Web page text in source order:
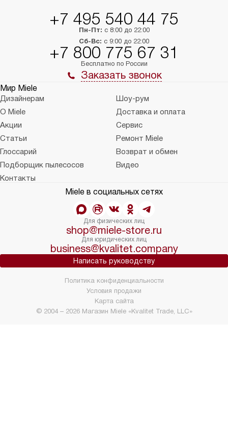
+7 495 540 44 75
Пн-Пт: с 8:00 до 22:00
Сб-Вс: с 9:00 до 22:00
+7 800 775 67 31
Бесплатно по России
Заказать звонок
Мир Miele
Дизайнерам
Шоу-рум
О Miele
Доставка и оплата
Акции
Сервис
Статьи
Ремонт Miele
Глоссарий
Возврат и обмен
Подборщик пылесосов
Видео
Контакты
Miele в социальных сетях
Для физических лиц
shop@miele-store.ru
Для юридических лиц
business@kvalitet.company
Написать руководству
© 2004 – 2026 Магазин Miele «Kvalitet Trade, LLC»
Политика конфиденциальности
Условия продажи
Карта сайта